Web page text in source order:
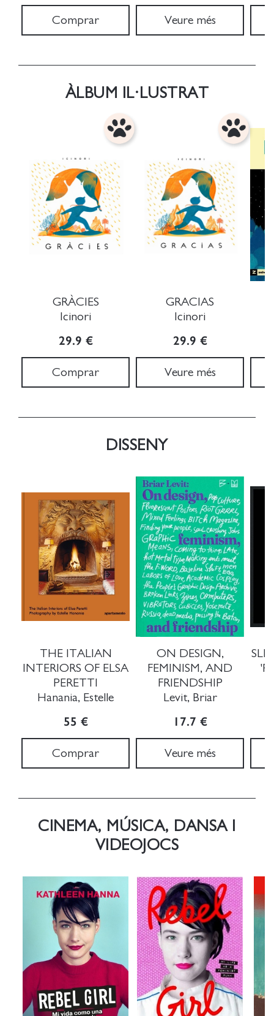
Comprar Veure més
ÀLBUM IL·LUSTRAT
GRÀCIES
Icinori
29.9 €
Comprar
GRACIAS
Icinori
29.9 €
Veure més
DISSENY
THE ITALIAN
INTERIORS OF ELSA
PERETTI
Hanania, Estelle
55 €
Comprar
ON DESIGN,
FEMINISM, AND
FRIENDSHIP
Levit, Briar
17.7 €
Veure més
CINEMA, MÚSICA, DANSA I
VIDEOJOCS